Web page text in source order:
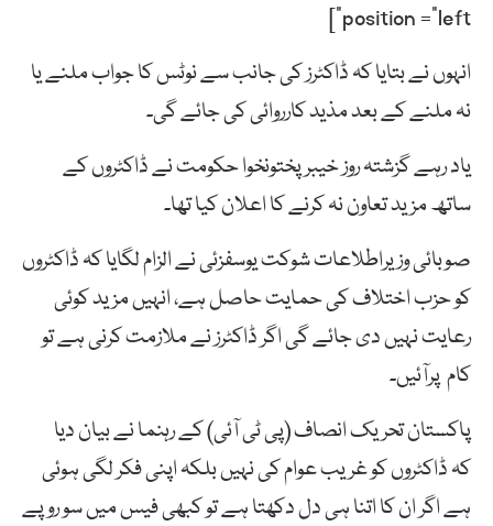
position =”left”]
انہوں نے بتایا کہ ڈاکٹرز کی جانب سے نوٹس کا جواب ملنے یا
نہ ملنے کے بعد مذید کارروائی کی جائے گی۔
یاد رہے گزشتہ روز خیبرپختونخوا حکومت نے ڈاکٹروں کے
ساتھ مزید تعاون نہ کرنے کا اعلان کیا تھا۔
صوبائی وزیراطلاعات شوکت یوسفزئی نے الزام لگایا کہ ڈاکٹروں
کو حزب اختلاف کی حمایت حاصل ہے، انہیں مزید کوئی
رعایت نہیں دی جائے گی اگر ڈاکٹرز نے ملازمت کرنی ہے تو
کام پرآئیں۔
پاکستان تحریک انصاف (پی ٹی آئی) کے رہنما نے بیان دیا
کہ ڈاکٹروں کو غریب عوام کی نہیں بلکہ اپنی فکر لگی ہوئی
ہے اگر ان کا اتنا ہی دل دکھتا ہے تو کبھی فیس میں سو روپے